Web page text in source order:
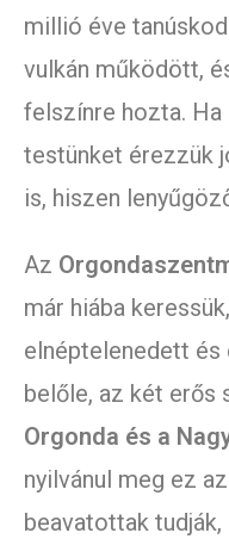
millió éve
vulkán működött,
felszínre hozta. Ha
testünket érezzük
is, hiszen
Az
már hiába
elnéptelenedett és
belőle, az két erős
Orgonda és a
nyilvánul meg ez
beavatottak